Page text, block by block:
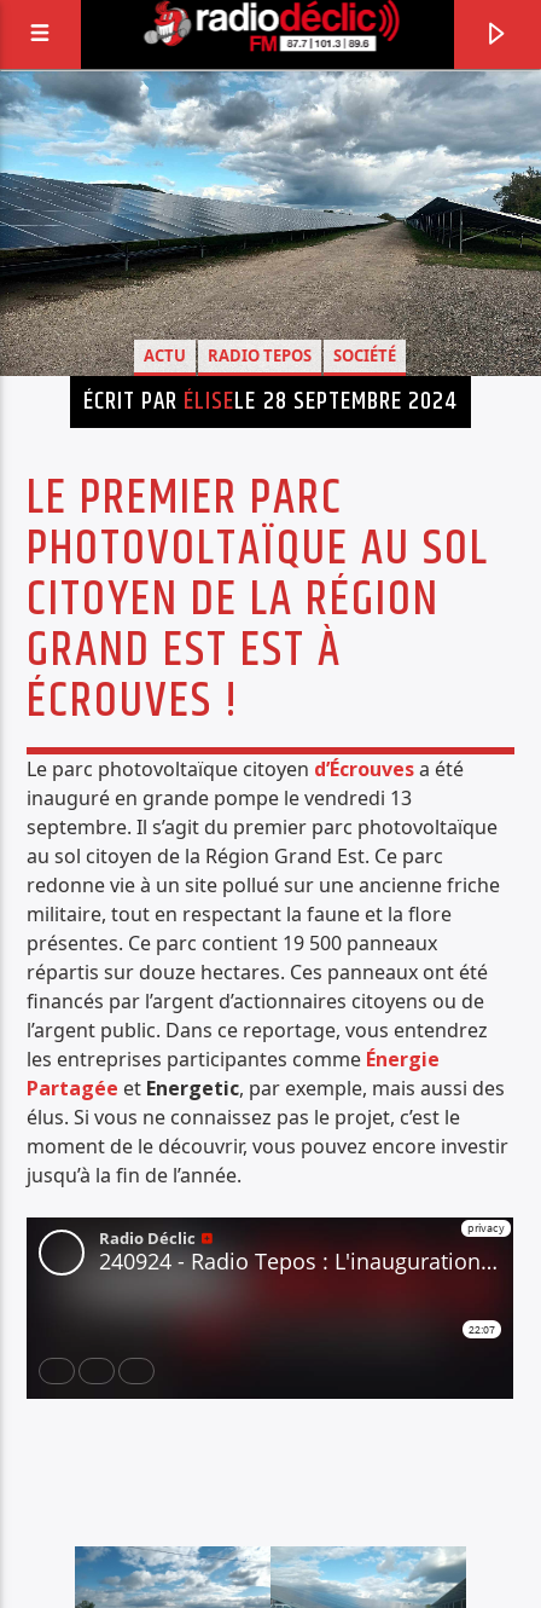
RADIO DÉCLIC
VOTRE RADIO ASSOCIATIVE EN TERRES DE
LORRAINE
PISTE ACTUELLE
IMPRESSIONS JAZZ
TOUTE L'ACTUALITÉ DES JAZZ
Radio Déclic
ACTU RADIO TEPOS SOCIÉTÉ
ÉCRIT PAR ÉLISELE 28 SEPTEMBRE 2024
LE PREMIER PARC
PHOTOVOLTAÏQUE AU SOL
CITOYEN DE LA RÉGION
GRAND EST EST À
ÉCROUVES !
Le parc photovoltaïque citoyen d’Écrouvesa été
inauguré en grande pompe le vendredi 13
septembre. Il s’agit du premier parc photovoltaïque
au sol citoyen de la Région Grand Est. Ce parc
redonne vie à un site pollué sur une ancienne friche
militaire, tout en respectant la faune et la flore
présentes. Ce parc contient 19 500 panneaux
répartis sur douze hectares. Ces panneaux ont été
financés par l’argent d’actionnaires citoyens ou de
l’argent public. Dans ce reportage, vous entendrez
les entreprises participantes comme Énergie
Partagée et Energetic, par exemple, mais aussi des
élus. Si vous ne connaissez pas le projet, c’est le
moment de le découvrir, vous pouvez encore investir
jusqu’à la fin de l’année.